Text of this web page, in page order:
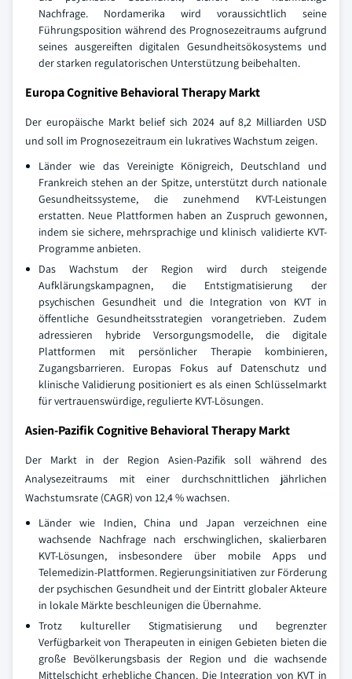
Nachfrage. Nordamerika wird voraussichtlich seine
Führungsposition während des Prognosezeitraums aufgrund
seines ausgereiften digitalen Gesundheitsökosystems und
der starken regulatorischen Unterstützung beibehalten.
Europa Cognitive Behavioral Therapy Markt
Der europäische Markt belief sich 2024 auf 8,2 Milliarden USD
und soll im Prognosezeitraum ein lukratives Wachstum zeigen.
Länder wie das Vereinigte Königreich, Deutschland und
Frankreich stehen an der Spitze, unterstützt durch nationale
Gesundheitssysteme, die zunehmend KVT-Leistungen
erstatten. Neue Plattformen haben an Zuspruch gewonnen,
indem sie sichere, mehrsprachige und klinisch validierte KVT-
Programme anbieten.
Das Wachstum der Region wird durch steigende
Aufklärungskampagnen, die Entstigmatisierung der
psychischen Gesundheit und die Integration von KVT in
öffentliche Gesundheitsstrategien vorangetrieben. Zudem
adressieren hybride Versorgungsmodelle, die digitale
Plattformen mit persönlicher Therapie kombinieren,
Zugangsbarrieren. Europas Fokus auf Datenschutz und
klinische Validierung positioniert es als einen Schlüsselmarkt
für vertrauenswürdige, regulierte KVT-Lösungen.
Asien-Pazifik Cognitive Behavioral Therapy Markt
Der Markt in der Region Asien-Pazifik soll während des
Analysezeitraums mit einer durchschnittlichen jährlichen
Wachstumsrate (CAGR) von 12,4 % wachsen.
Länder wie Indien, China und Japan verzeichnen eine
wachsende Nachfrage nach erschwinglichen, skalierbaren
KVT-Lösungen, insbesondere über mobile Apps und
Telemedizin-Plattformen. Regierungsinitiativen zur Förderung
der psychischen Gesundheit und der Eintritt globaler Akteure
in lokale Märkte beschleunigen die Übernahme.
Trotz kultureller Stigmatisierung und begrenzter
Verfügbarkeit von Therapeuten in einigen Gebieten bieten die
große Bevölkerungsbasis der Region und die wachsende
Mittelschicht erhebliche Chancen. Die Integration von KVT in